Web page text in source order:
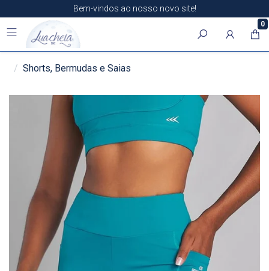
Bem-vindos ao nosso novo site!
0
Shorts, Bermudas e Saias